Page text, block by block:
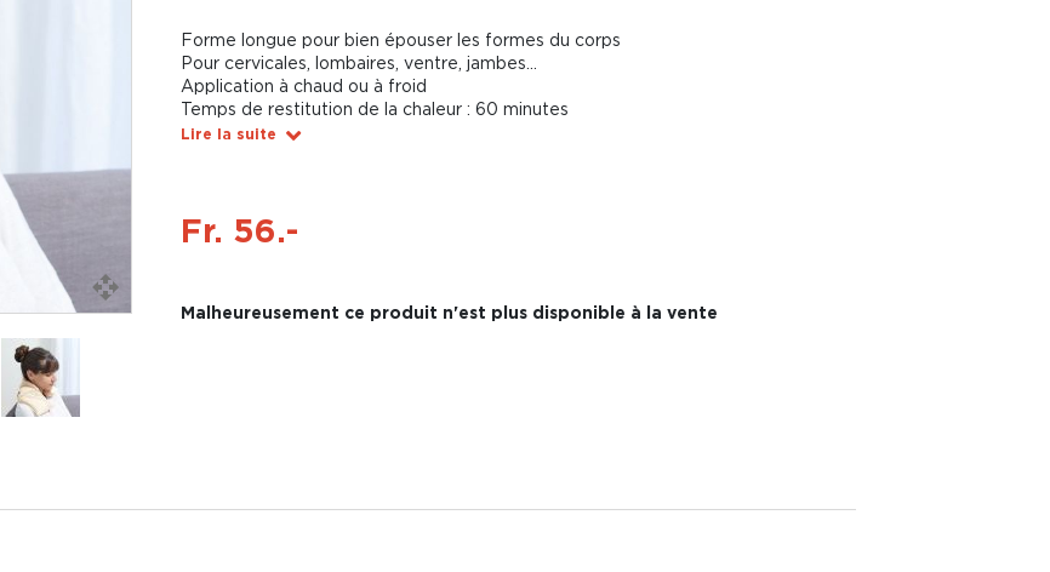
Forme longue pour bien épouser les formes du corps
Pour cervicales, lombaires, ventre, jambes...
Application à chaud ou à froid
Temps de restitution de la chaleur : 60 minutes
Lire la suite
Fr. 56.-
Malheureusement ce produit n'est plus disponible à la vente